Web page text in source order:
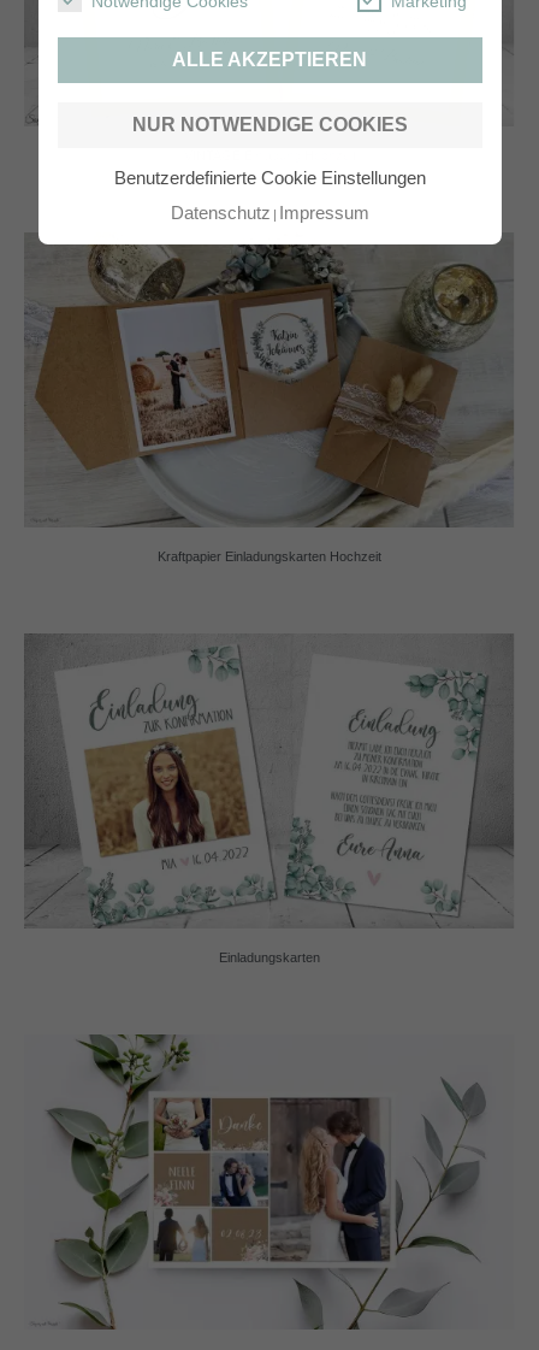
ALLE AKZEPTIEREN
NUR NOTWENDIGE COOKIES
Benutzerdefinierte Cookie Einstellungen
Datenschutz Impressum
Kraftpapier Einladungskarten Hochzeit
Einladungskarten